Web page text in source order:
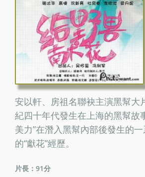
安以軒、房祖名聯袂主演黑幫大
紀四十年代發生在上海的黑幫故
美力”在潛入黑幫內部後發生的
的“獻花”經歷。
片長：91分